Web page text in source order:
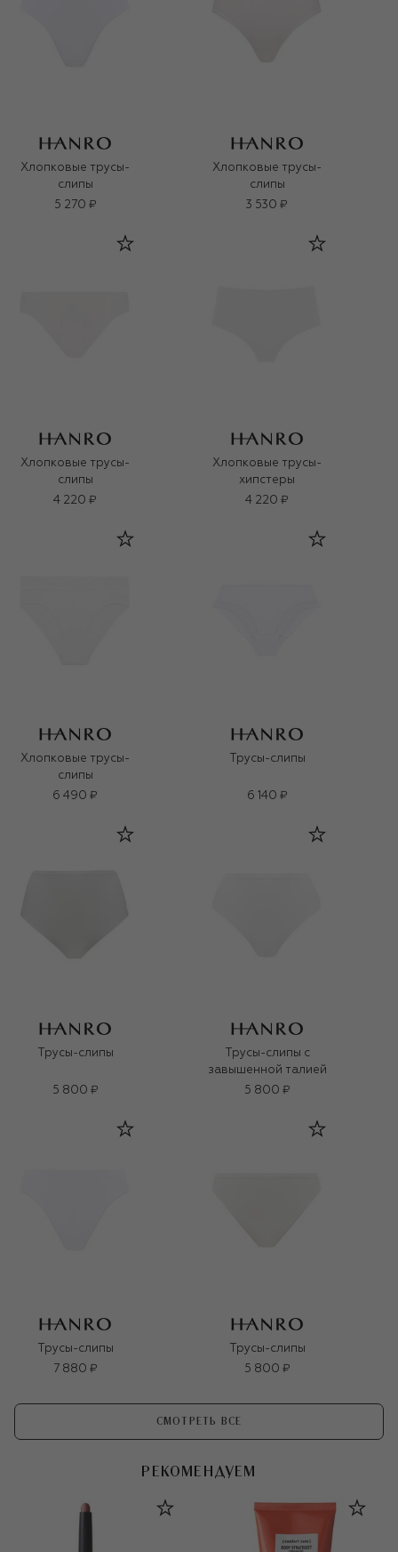
Хлопковые трусы-
слипы
5 270 ₽
Хлопковые трусы-
слипы
3 530 ₽
Хлопковые трусы-
слипы
4 220 ₽
Хлопковые трусы-
хипстеры
4 220 ₽
Хлопковые трусы-
слипы
6 490 ₽
Трусы-слипы
6 140 ₽
Трусы-слипы
5 800 ₽
Трусы-слипы с
завышенной талией
5 800 ₽
Трусы-слипы
7 880 ₽
Трусы-слипы
5 800 ₽
СМОТРЕТЬ ВСЕ
РЕКОМЕНДУЕМ